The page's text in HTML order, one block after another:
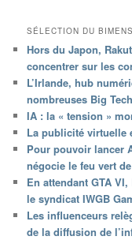
SÉLECTION DU
Hors du Japon,
concentrer sur les
L’Irlande, hub
nombreuses Big
IA : la « tension »
La publicité virtuelle
Pour pouvoir lancer
négocie le feu vert
En attendant GTA
le syndicat IWGB
Les influenceurs
de la diffusion de